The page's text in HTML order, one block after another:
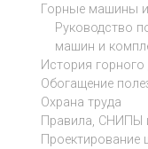
Горные машины
Руководство
машин и
История горного
Обогащение
Охрана труда
Правила, СНИПЫ
Проектирование